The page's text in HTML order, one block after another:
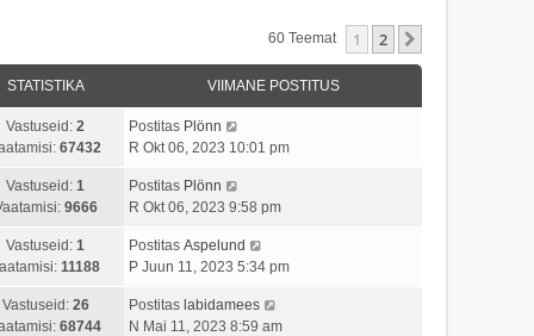
60 Teemat 1 2
STATISTIKA VIIMANE POSTITUS
Vastuseid: 2
67432
Postitas Plönn
R Okt 06, 2023 10:01 pm
Vastuseid: 1
9666
Postitas Plönn
R Okt 06, 2023 9:58 pm
Vastuseid: 1
11188
Postitas Aspelund
P Juun 11, 2023 5:34 pm
Vastuseid: 26
68744
Postitas labidamees
N Mai 11, 2023 8:59 am